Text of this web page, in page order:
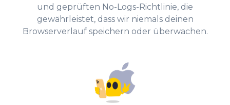
und geprüften No-Logs-Richtlinie, die
gewährleistet, dass wir niemals deinen
Browserverlauf speichern oder überwachen.